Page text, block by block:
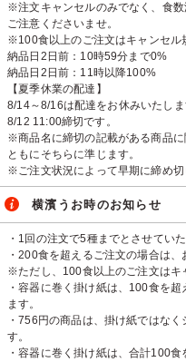
※注文キャンセルのみでなく、食数
ご注意くださいませ。
※100食以上のご注文はキャンセル
納品日2日前：10時59分まで0%
納品日2日前：11時以降100%
【夏季休業の配達】
8/14～8/16は配達をお休みいたし
8/12 11:00締切です。
※商品名に締切の記載がある商品
ともにそちらに準じます。
※ご注文状況によって早期に締め切
横濱うお時のお知らせ
・1回の注文で5種までとさせていた
・200食を超えるご注文の場合は
※ただし、100食以上のご注文はキ
・容器に巻く掛け紙は、100食を
ます。
・756円の商品は、掛け紙ではな
す。
・容器に巻く掛け紙は、合計100